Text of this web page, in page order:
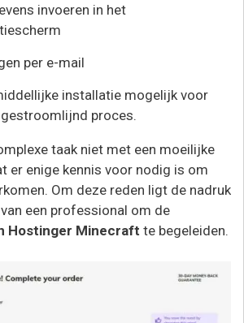
invoeren in het
per e-mail
installatie mogelijk voor
proces.
taak niet met een moeilijke
er enige kennis voor nodig is om
Om deze reden ligt de nadruk
een professional om de
Hostinger Minecraft te begeleiden.